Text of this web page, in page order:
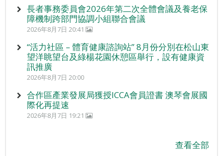
長者事務委員會2026年第二次全體會議及養老保
障機制跨部門協調小組聯合會議
2026年8月7日 20:41
“活力社區 – 體育健康諮詢站” 8月份分別在松山東
望洋眺望台及綠楊花園休憩區舉行，設有健康資
訊推廣
2026年8月7日 20:00
合作區產業發展局獲授ICCA會員證書 澳琴會展國
際化再提速
2026年8月7日 19:21
查看全部